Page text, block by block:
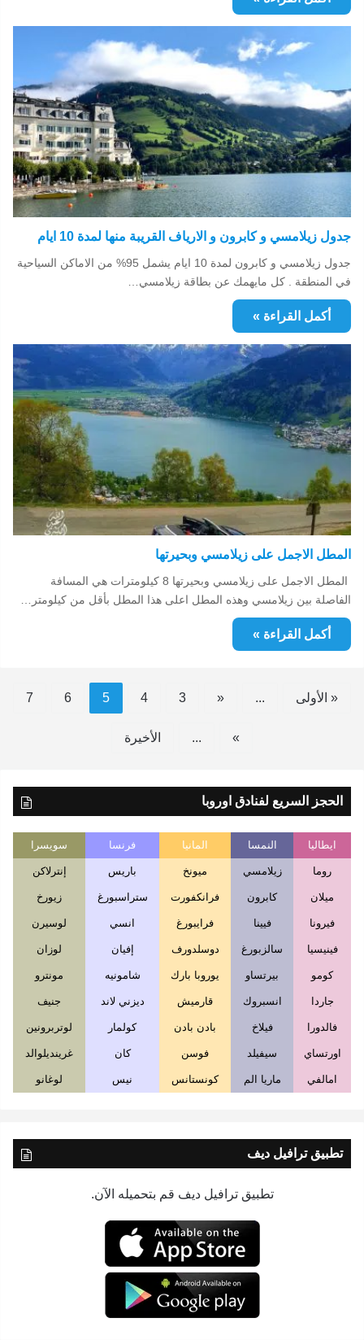
جدول زيلامسي و كابرون و الارياف القريبة منها لمدة 10 ايام
جدول زيلامسي و كابرون لمدة 10 ايام يشمل 95% من الاماكن السياحية
في المنطقة . كل مايهمك عن بطاقة زيلامسي…
أكمل القراءة »
المطل الاجمل على زيلامسي وبحيرتها
المطل الاجمل على زيلامسي وبحيرتها 8 كيلومترات هي المسافة
الفاصلة بين زيلامسي وهذه المطل اعلى هذا المطل بأقل من كيلومتر…
أكمل القراءة »
« الأولى ...
«
3
4
5
6
7
»
... الأخيرة
الحجز السريع لفنادق اوروبا
ايطاليا النمسا المانيا فرنسا سويسرا
روما زيلامسي ميونخ باريس إنترلاكن
ميلان كابرون فرانكفورت ستراسبورغ زيورخ
فيرونا فيينا فرايبورغ انسي لوسيرن
فينيسيا سالزبورغ دوسلدورف إفيان لوزان
كومو بيرتساو يوروبا بارك شامونيه مونترو
جاردا انسبروك قارميش ديزني لاند جنيف
فالدورا فيلاخ بادن بادن كولمار لوتربرونين
اورتساي سيفيلد فوسن كان غرينديلوالد
امالفي ماريا الم كونستانس نيس لوغانو
تطبيق ترافيل ديف
تطبيق ترافيل ديف قم بتحميله الآن.